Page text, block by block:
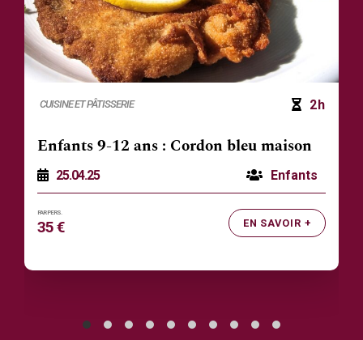
CUISINE ET PÂTISSERIE 2h
Enfants 9-12 ans : Cordon bleu maison
Enfants
25.04.25
EN SAVOIR +
35 €